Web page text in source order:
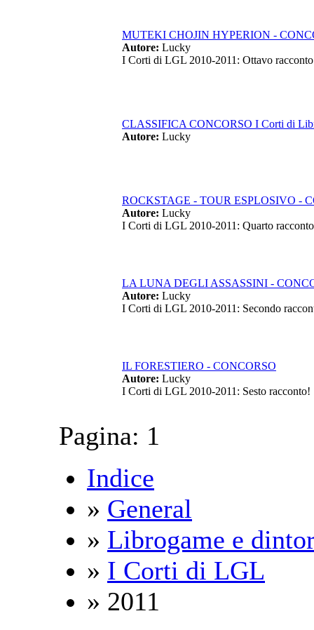
MUTEKI CHOJIN HYPERION -
Autore: Lucky
I Corti di LGL 2010-2011: Ottavo
CLASSIFICA CONCORSO I Corti di
Autore: Lucky
ROCKSTAGE - TOUR ESPLOSIVO -
Autore: Lucky
I Corti di LGL 2010-2011: Quarto
LA LUNA DEGLI ASSASSINI -
Autore: Lucky
I Corti di LGL 2010-2011: Secondo
IL FORESTIERO - CONCORSO
Autore: Lucky
I Corti di LGL 2010-2011: Sesto racconto!
Pagina: 1
Indice
» General
» Librogame e
» I Corti di LGL
» 2011